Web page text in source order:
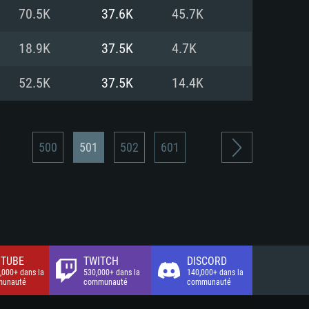
(client complet)
(client complet)
(client complet)
70.5K 37.6K 45.7K
18.9K 37.5K 4.7K
52.5K 37.5K 14.4K
500 501 502 601
dans la
TWITCH
530,000+ dans la
communauté
DISCORD
140,000+ dans la
communauté